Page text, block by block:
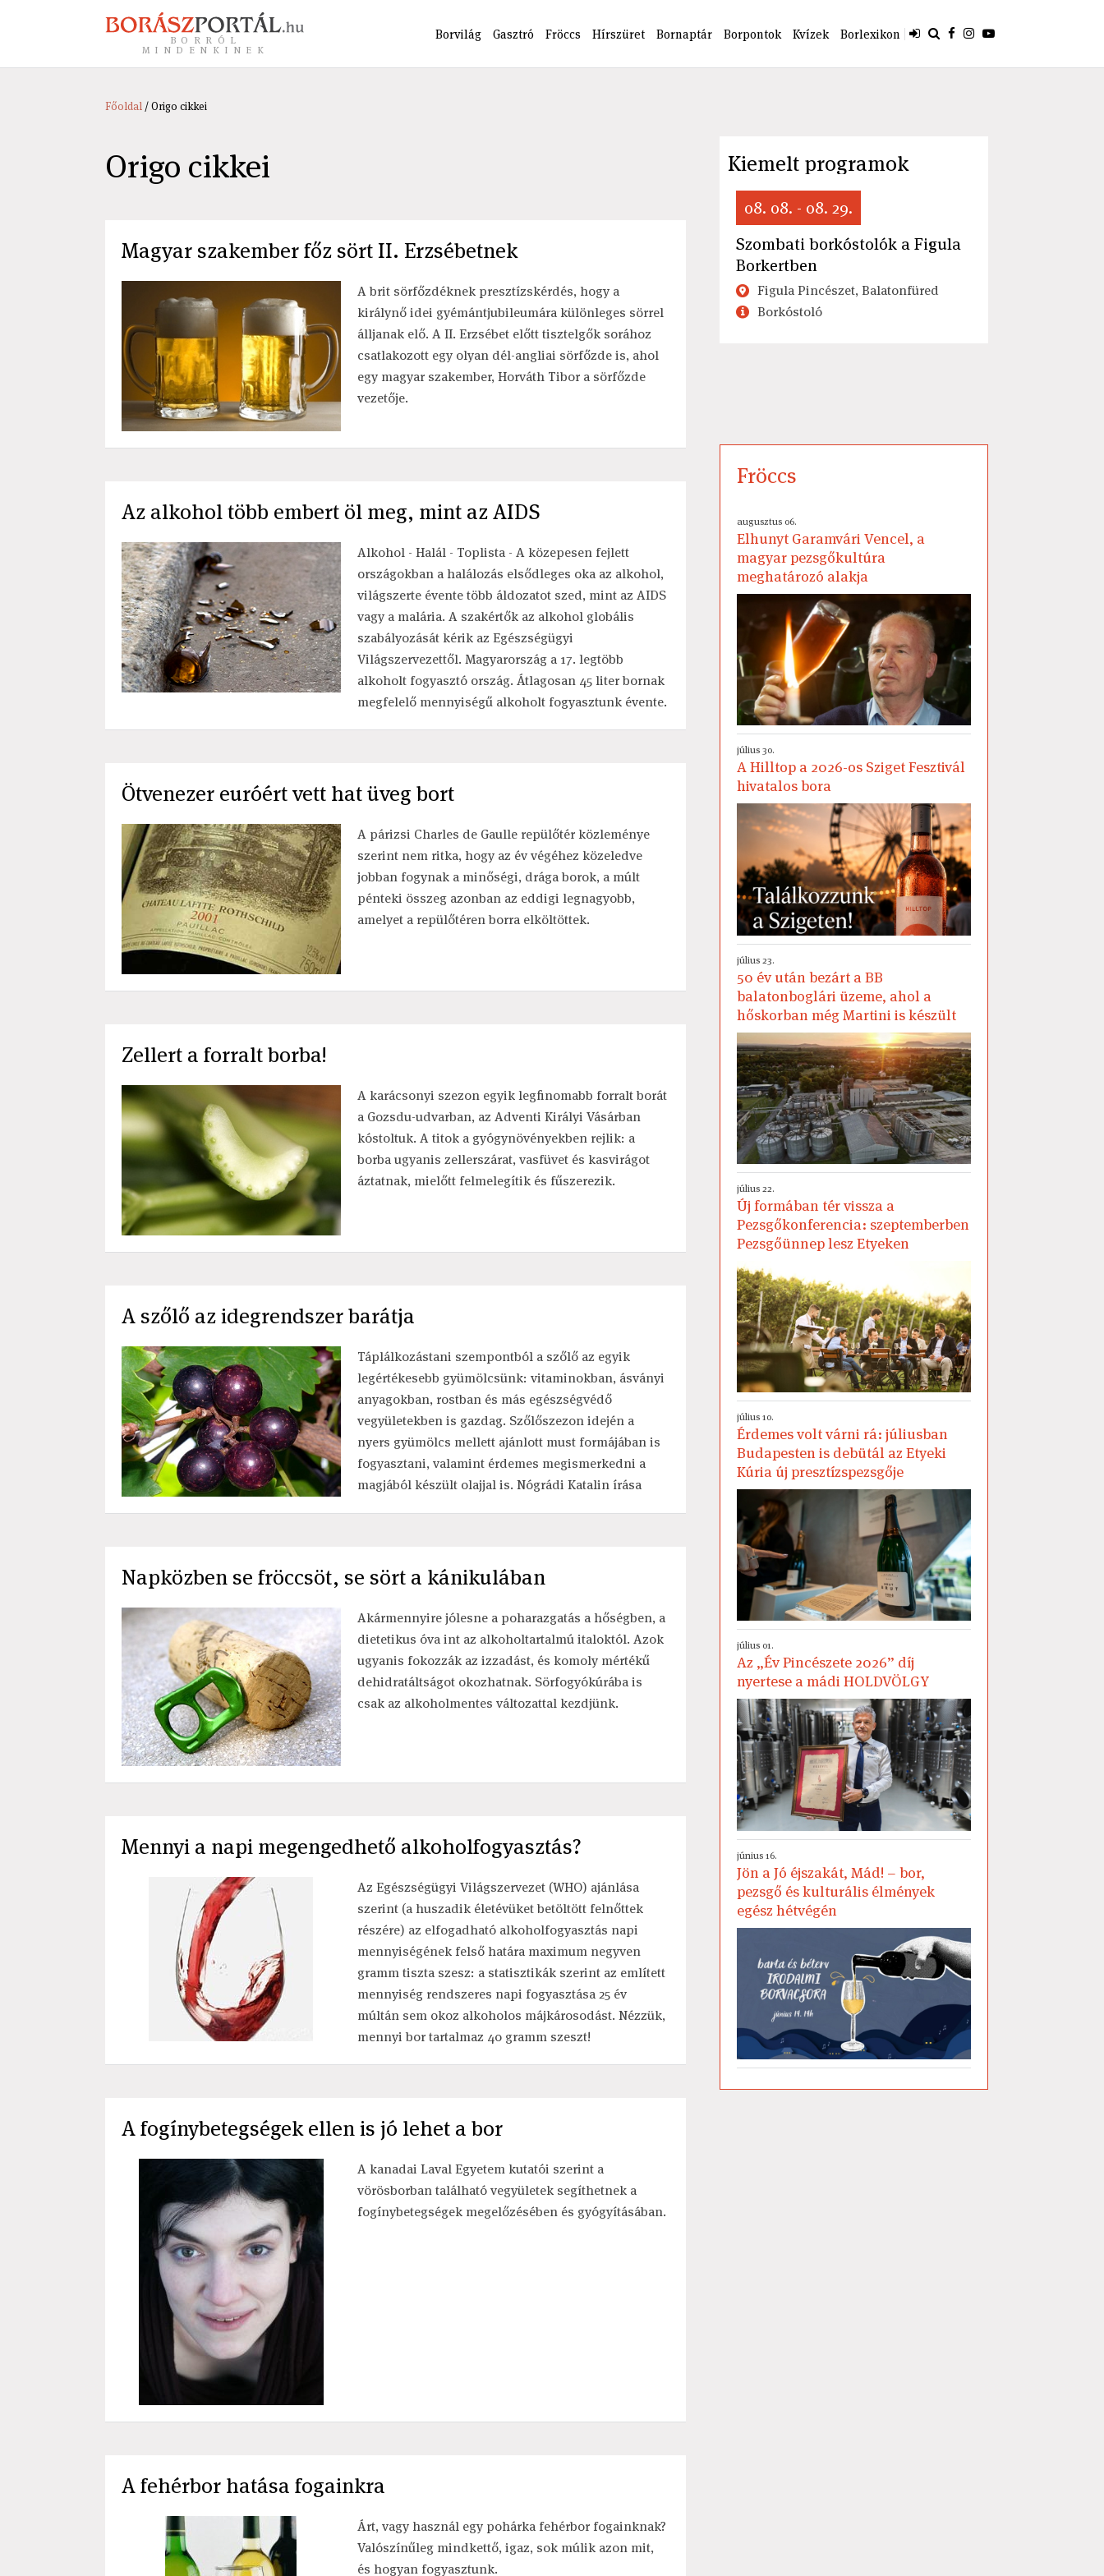
BORRÓL
MINDENKINEK
Borvilág Gasztró Fröccs Hírszüret Bornaptár Borpontok Kvízek Borlexikon
Főoldal/ Origo cikkei
Origo cikkei
Magyar szakember főz sört II. Erzsébetnek
A brit sörfőzdéknek presztízskérdés, hogy a
királynő idei gyémántjubileumára különleges sörrel
álljanak elő. A II. Erzsébet előtt tisztelgők sorához
csatlakozott egy olyan dél-angliai sörfőzde is, ahol
egy magyar szakember, Horváth Tibor a sörfőzde
vezetője.
Az alkohol több embert öl meg, mint az AIDS
Alkohol - Halál - Toplista - A közepesen fejlett
országokban a halálozás elsődleges oka az alkohol,
világszerte évente több áldozatot szed, mint az AIDS
vagy a malária. A szakértők az alkohol globális
szabályozását kérik az Egészségügyi
Világszervezettől. Magyarország a 17. legtöbb
alkoholt fogyasztó ország. Átlagosan 45 liter bornak
megfelelő mennyiségű alkoholt fogyasztunk évente.
Ötvenezer euróért vett hat üveg bort
A párizsi Charles de Gaulle repülőtér közleménye
szerint nem ritka, hogy az év végéhez közeledve
jobban fogynak a minőségi, drága borok, a múlt
pénteki összeg azonban az eddigi legnagyobb,
amelyet a repülőtéren borra elköltöttek.
Zellert a forralt borba!
A karácsonyi szezon egyik legfinomabb forralt borát
a Gozsdu-udvarban, az Adventi Királyi Vásárban
kóstoltuk. A titok a gyógynövényekben rejlik: a
borba ugyanis zellerszárat, vasfüvet és kasvirágot
áztatnak, mielőtt felmelegítik és fűszerezik.
A szőlő az idegrendszer barátja
Táplálkozástani szempontból a szőlő az egyik
legértékesebb gyümölcsünk: vitaminokban, ásványi
anyagokban, rostban és más egészségvédő
vegyületekben is gazdag. Szőlőszezon idején a
nyers gyümölcs mellett ajánlott must formájában is
fogyasztani, valamint érdemes megismerkedni a
magjából készült olajjal is. Nógrádi Katalin írása
Napközben se fröccsöt, se sört a kánikulában
Akármennyire jólesne a poharazgatás a hőségben, a
dietetikus óva int az alkoholtartalmú italoktól. Azok
ugyanis fokozzák az izzadást, és komoly mértékű
dehidratáltságot okozhatnak. Sörfogyókúrába is
csak az alkoholmentes változattal kezdjünk.
Mennyi a napi megengedhető alkoholfogyasztás?
Az Egészségügyi Világszervezet (WHO) ajánlása
szerint (a huszadik életévüket betöltött felnőttek
részére) az elfogadható alkoholfogyasztás napi
mennyiségének felső határa maximum negyven
gramm tiszta szesz: a statisztikák szerint az említett
mennyiség rendszeres napi fogyasztása 25 év
múltán sem okoz alkoholos májkárosodást. Nézzük,
mennyi bor tartalmaz 40 gramm szeszt!
A fogínybetegségek ellen is jó lehet a bor
A kanadai Laval Egyetem kutatói szerint a
vörösborban található vegyületek segíthetnek a
fogínybetegségek megelőzésében és gyógyításában.
A fehérbor hatása fogainkra
Árt, vagy használ egy pohárka fehérbor fogainknak?
Valószínűleg mindkettő, igaz, sok múlik azon mit,
és hogyan fogyasztunk.
Kiemelt programok
08. 08. - 08. 29.
Szombati borkóstolók a Figula
Borkertben
Figula Pincészet, Balatonfüred
Borkóstoló
Fröccs
augusztus 06.
Elhunyt Garamvári Vencel, a
magyar pezsgőkultúra
meghatározó alakja
július 30.
A Hilltop a 2026-os Sziget Fesztivál
hivatalos bora
július 23.
50 év után bezárt a BB
balatonboglári üzeme, ahol a
hőskorban még Martini is készült
július 22.
Új formában tér vissza a
Pezsgőkonferencia: szeptemberben
Pezsgőünnep lesz Etyeken
július 10.
Érdemes volt várni rá: júliusban
Budapesten is debütál az Etyeki
Kúria új presztízspezsgője
július 01.
Az „Év Pincészete 2026” díj
nyertese a mádi HOLDVÖLGY
június 16.
Jön a Jó éjszakát, Mád! – bor,
pezsgő és kulturális élmények
egész hétvégén